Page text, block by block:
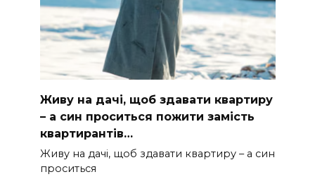
Живу на дачі, щоб здавати квартиру
– а син проситься пожити замість
квартирантів…
Живу на дачі, щоб здавати квартиру – а син
проситься